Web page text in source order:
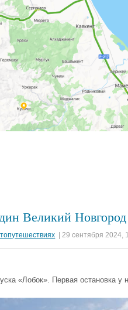
Великий
| 29 сентября 2024,
«Лобок». Первая остановка